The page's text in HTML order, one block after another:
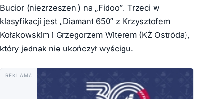
Bucior (niezrzeszeni) na „Fidoo”. Trzeci w
klasyfikacji jest „Diamant 650” z Krzysztofem
Kołakowskim i Grzegorzem Witerem (KŻ Ostróda),
który jednak nie ukończył wyścigu.
REKLAMA